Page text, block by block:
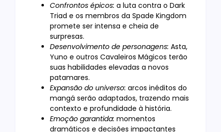
Confrontos épicos: a luta contra o Dark
Triad e os membros da Spade Kingdom
promete ser intensa e cheia de
surpresas.
Desenvolvimento de personagens: Asta,
Yuno e outros Cavaleiros Mágicos terão
suas habilidades elevadas a novos
patamares.
Expansão do universo: arcos inéditos do
mangá serão adaptados, trazendo mais
contexto e profundidade à história.
Emoção garantida: momentos
dramáticos e decisões impactantes